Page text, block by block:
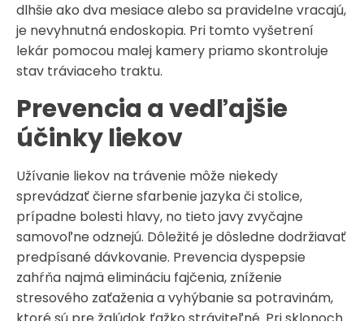
dlhšie ako dva mesiace alebo sa pravidelne vracajú,
je nevyhnutná endoskopia. Pri tomto vyšetrení
lekár pomocou malej kamery priamo skontroluje
stav tráviaceho traktu.
Prevencia a vedľajšie
účinky liekov
Užívanie liekov na trávenie môže niekedy
sprevádzať čierne sfarbenie jazyka či stolice,
prípadne bolesti hlavy, no tieto javy zvyčajne
samovoľne odznejú. Dôležité je dôsledne dodržiavať
predpísané dávkovanie. Prevencia dyspepsie
zahŕňa najmä elimináciu fajčenia, zníženie
stresového zaťaženia a vyhýbanie sa potravinám,